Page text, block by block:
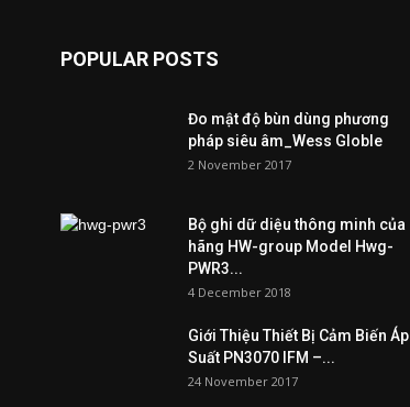
POPULAR POSTS
Đo mật độ bùn dùng phương
pháp siêu âm_Wess Globle
2 November 2017
Bộ ghi dữ diệu thông minh của
hãng HW-group Model Hwg-
PWR3...
4 December 2018
Giới Thiệu Thiết Bị Cảm Biến Áp
Suất PN3070 IFM –...
24 November 2017